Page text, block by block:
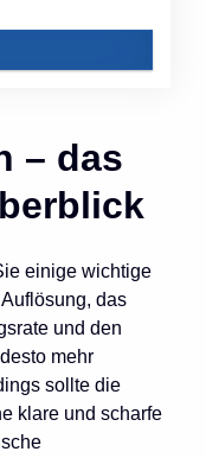
– das
einige wichtige
das
und den
mehr
sollte die
klare und scharfe